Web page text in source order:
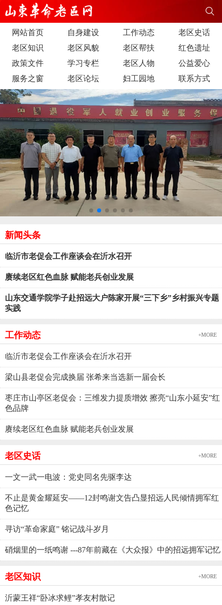
网站首页 自身建设 工作动态
老区史话
老区知识
老区风貌 老区帮扶
红色遗址
政策文件
学习专栏 老区人物
公益爱心
服务之窗
老区论坛 妇工园地 联系方式
新闻头条
临沂市老促会工作座谈会在沂水召开
赓续老区红色血脉 赋能老兵创业发展
山东交通学院学子赴招远大户陈家开展“三下乡”乡村振兴专题
实践
工作动态 +MORE
临沂市老促会工作座谈会在沂水召开
梁山县老促会完成换届 张希来当选新一届会长
枣庄市山亭区老促会：三维发力提质增效 擦亮“山东小延安”红
色品牌
赓续老区红色血脉 赋能老兵创业发展
老区史话 +MORE
一文一武一电波：党史同名先驱李达
不止是黄金耀延安——12封鸣谢文告凸显招远人民倾情拥军红
色记忆
寻访“革命家庭” 铭记战斗岁月
硝烟里的一纸鸣谢 ---87年前藏在《大众报》中的招远拥军记忆
老区知识 +MORE
沂蒙王祥“卧冰求鲤”孝友村散记